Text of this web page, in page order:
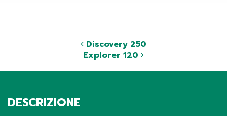
Discovery 250
Explorer 120
DESCRIZIONE